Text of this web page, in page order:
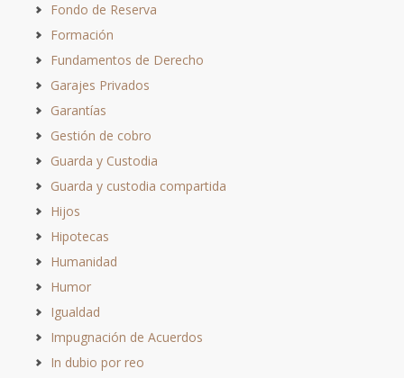
Fondo de Reserva
Formación
Fundamentos de Derecho
Garajes Privados
Garantías
Gestión de cobro
Guarda y Custodia
Guarda y custodia compartida
Hijos
Hipotecas
Humanidad
Humor
Igualdad
Impugnación de Acuerdos
In dubio por reo